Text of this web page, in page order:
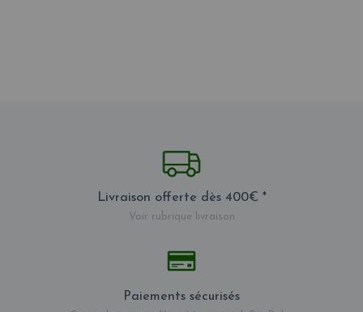
Livraison offerte dès 400€ *
Voir rubrique livraison
Paiements sécurisés